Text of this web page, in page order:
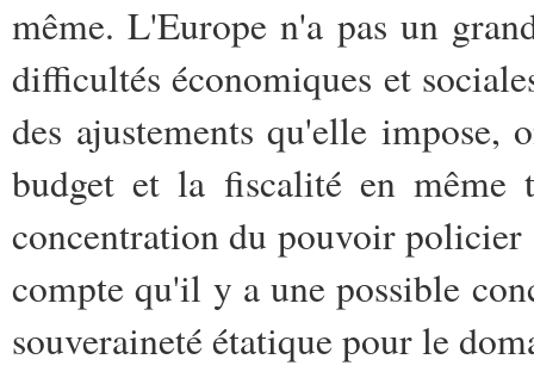
même. L'Europe n'a pas un
difficultés économiques et
des ajustements qu'elle
budget et la fiscalité en même
concentration du pouvoir policier
compte qu'il y a une possible
souveraineté étatique pour le